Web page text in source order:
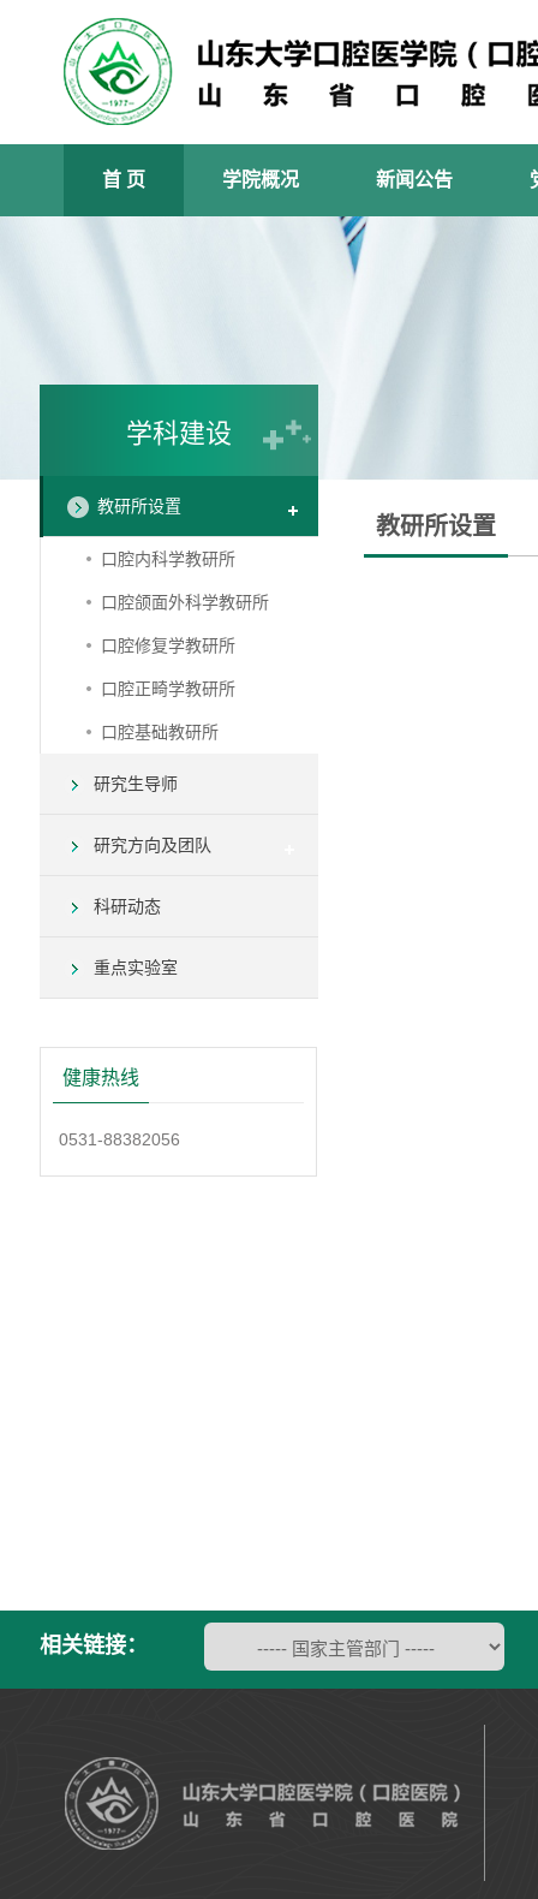
首 页 学院概况 新闻公告
学科建设
教研所设置
口腔内科学教研所
口腔颌面外科学教研所
口腔修复学教研所
口腔正畸学教研所
口腔基础教研所
研究生导师
研究方向及团队
科研动态
重点实验室
健康热线
0531-88382056
教研所设置
相关链接：